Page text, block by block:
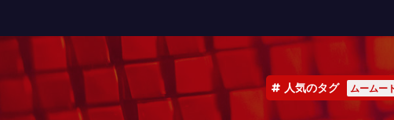
人気のタグ ムームー